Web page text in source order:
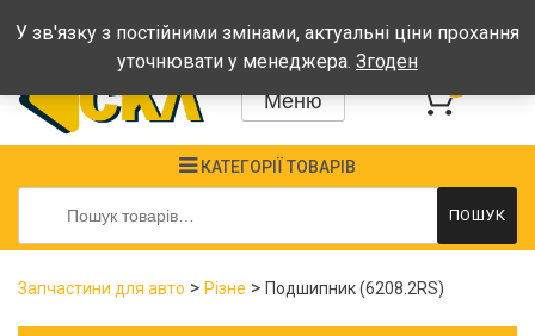
Графік: Пн-Пт: 08:00-17:00, Сб-Нд - вихідні
Меню
КАТЕГОРІЇ ТОВАРІВ
Шукати:
ПОШУК
Запчастини для авто > Різне > Подшипник (6208.2RS)
У зв'язку з постійними змінами, актуальні ціни прохання
уточнювати у менеджера. Згоден